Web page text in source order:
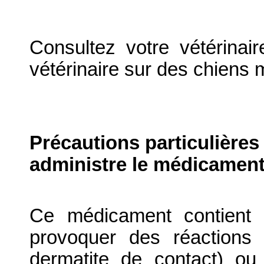
Consultez votre
vétérinaire sur des chiens
Précautions
administre le
Ce médicament
provoquer des
dermatite de contact)